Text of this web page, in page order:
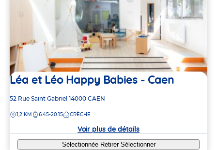
Léa et Léo Happy Babies - Caen
Adresse
la
52 Rue Saint Gabriel 14000 CAEN
DISTANCE
1,2 KM 6:45-20:15 CRÈCHE
Voir plus de détails
Sélectionnée Retirer Sélectionner